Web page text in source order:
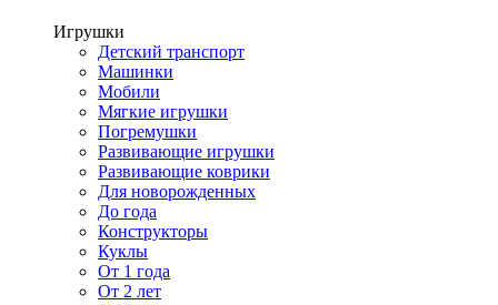
Игрушки
Детский транспорт
Машинки
Мобили
Мягкие игрушки
Погремушки
Развивающие игрушки
Развивающие коврики
Для новорожденных
До года
Конструкторы
Куклы
От 1 года
От 2 лет